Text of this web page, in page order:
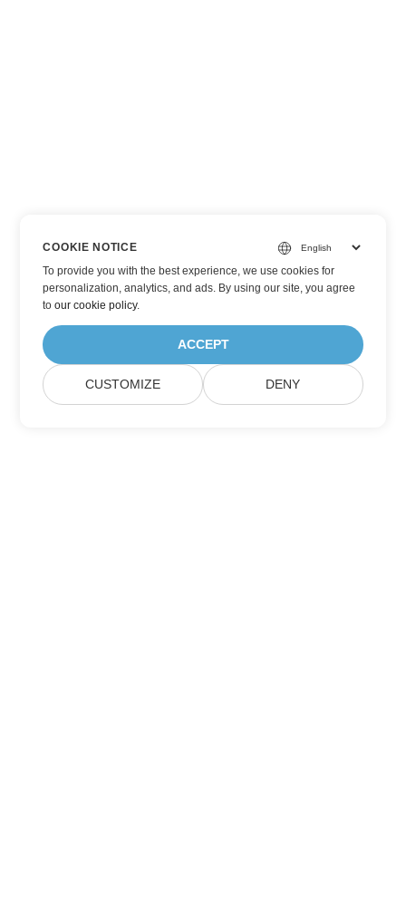
COOKIE NOTICE
To provide you with the best experience, we use cookies for
personalization, analytics, and ads. By using our site, you agree
toour cookie policy.
ACCEPT
CUSTOMIZE DENY